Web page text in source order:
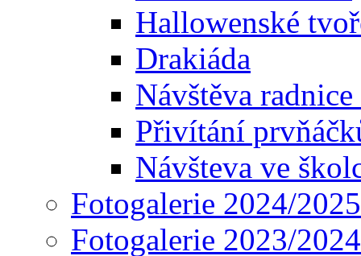
Hallowenské
Drakiáda
Návštěva radnice
Přivítání
Návšteva ve
Fotogalerie 2024/2025
Fotogalerie 2023/2024